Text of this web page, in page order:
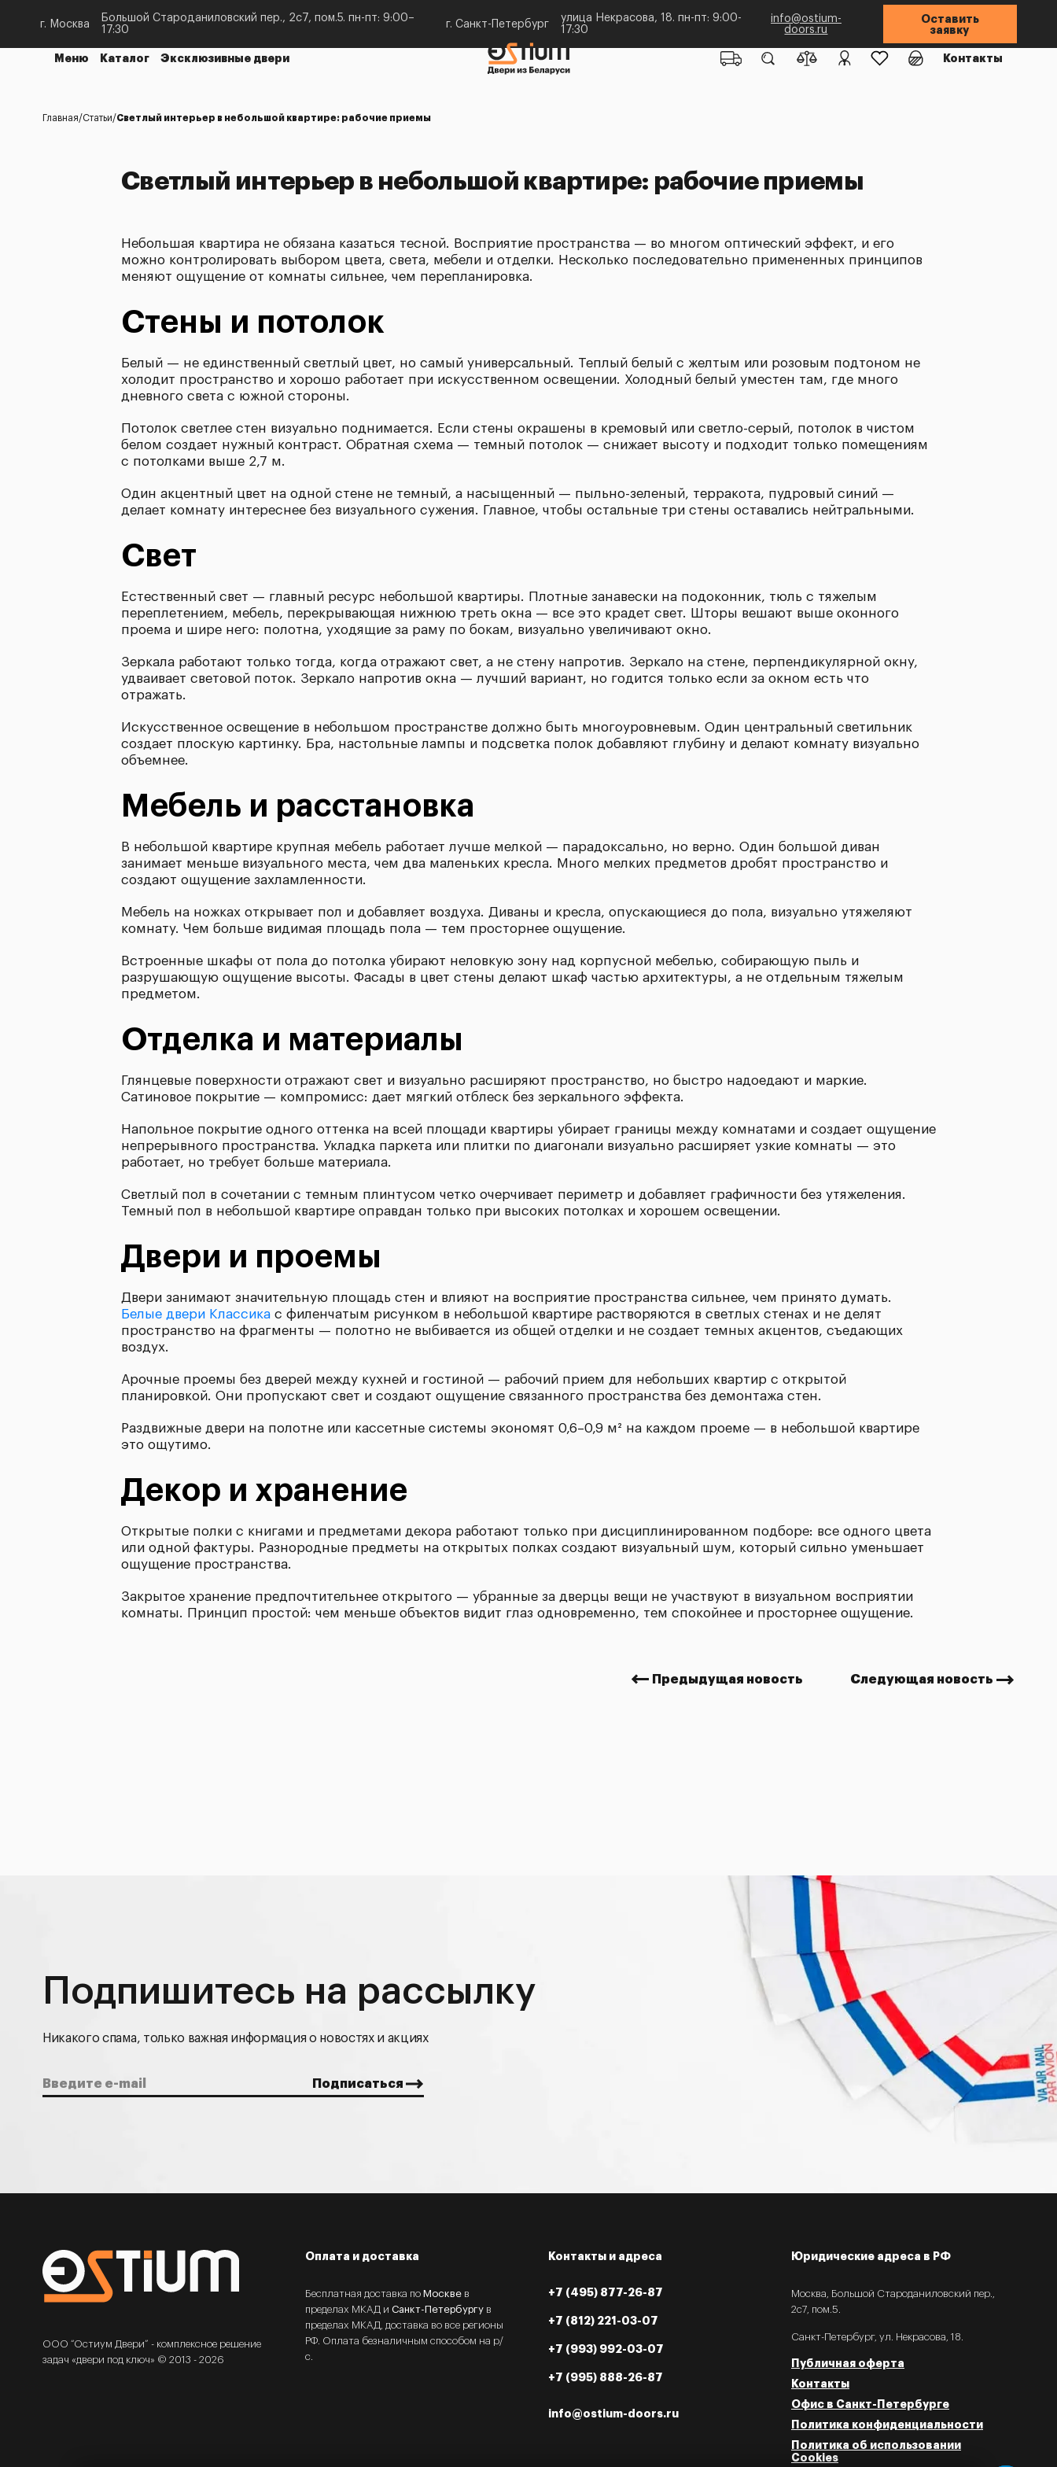
г. Москва
Большой Староданиловский пер., 2с7, пом.5. пн-пт: 9:00–
17:30
г. Санкт-Петербург
улица Некрасова, 18. пн-пт: 9:00-
17:30
info@ostium-
doors.ru
Оставить
заявку
Меню Каталог Эксклюзивные двери Контакты
Главная Статьи Светлый интерьер в небольшой квартире: рабочие приемы
Светлый интерьер в небольшой квартире: рабочие приемы
Небольшая квартира не обязана казаться тесной. Восприятие пространства — во многом оптический эффект, и его
можно контролировать выбором цвета, света, мебели и отделки. Несколько последовательно примененных принципов
меняют ощущение от комнаты сильнее, чем перепланировка.
Стены и потолок
Белый — не единственный светлый цвет, но самый универсальный. Теплый белый с желтым или розовым подтоном не
холодит пространство и хорошо работает при искусственном освещении. Холодный белый уместен там, где много
дневного света с южной стороны.
Потолок светлее стен визуально поднимается. Если стены окрашены в кремовый или светло-серый, потолок в чистом
белом создает нужный контраст. Обратная схема — темный потолок — снижает высоту и подходит только помещениям
с потолками выше 2,7 м.
Один акцентный цвет на одной стене не темный, а насыщенный — пыльно-зеленый, терракота, пудровый синий —
делает комнату интереснее без визуального сужения. Главное, чтобы остальные три стены оставались нейтральными.
Свет
Естественный свет — главный ресурс небольшой квартиры. Плотные занавески на подоконник, тюль с тяжелым
переплетением, мебель, перекрывающая нижнюю треть окна — все это крадет свет. Шторы вешают выше оконного
проема и шире него: полотна, уходящие за раму по бокам, визуально увеличивают окно.
Зеркала работают только тогда, когда отражают свет, а не стену напротив. Зеркало на стене, перпендикулярной окну,
удваивает световой поток. Зеркало напротив окна — лучший вариант, но годится только если за окном есть что
отражать.
Искусственное освещение в небольшом пространстве должно быть многоуровневым. Один центральный светильник
создает плоскую картинку. Бра, настольные лампы и подсветка полок добавляют глубину и делают комнату визуально
объемнее.
Мебель и расстановка
В небольшой квартире крупная мебель работает лучше мелкой — парадоксально, но верно. Один большой диван
занимает меньше визуального места, чем два маленьких кресла. Много мелких предметов дробят пространство и
создают ощущение захламленности.
Мебель на ножках открывает пол и добавляет воздуха. Диваны и кресла, опускающиеся до пола, визуально утяжеляют
комнату. Чем больше видимая площадь пола — тем просторнее ощущение.
Встроенные шкафы от пола до потолка убирают неловкую зону над корпусной мебелью, собирающую пыль и
разрушающую ощущение высоты. Фасады в цвет стены делают шкаф частью архитектуры, а не отдельным тяжелым
предметом.
Отделка и материалы
Глянцевые поверхности отражают свет и визуально расширяют пространство, но быстро надоедают и маркие.
Сатиновое покрытие — компромисс: дает мягкий отблеск без зеркального эффекта.
Напольное покрытие одного оттенка на всей площади квартиры убирает границы между комнатами и создает ощущение
непрерывного пространства. Укладка паркета или плитки по диагонали визуально расширяет узкие комнаты — это
работает, но требует больше материала.
Светлый пол в сочетании с темным плинтусом четко очерчивает периметр и добавляет графичности без утяжеления.
Темный пол в небольшой квартире оправдан только при высоких потолках и хорошем освещении.
Двери и проемы
Двери занимают значительную площадь стен и влияют на восприятие пространства сильнее, чем принято думать.
Белые двери Классика с филенчатым рисунком в небольшой квартире растворяются в светлых стенах и не делят
пространство на фрагменты — полотно не выбивается из общей отделки и не создает темных акцентов, съедающих
воздух.
Арочные проемы без дверей между кухней и гостиной — рабочий прием для небольших квартир с открытой
планировкой. Они пропускают свет и создают ощущение связанного пространства без демонтажа стен.
Раздвижные двери на полотне или кассетные системы экономят 0,6–0,9 м² на каждом проеме — в небольшой квартире
это ощутимо.
Декор и хранение
Открытые полки с книгами и предметами декора работают только при дисциплинированном подборе: все одного цвета
или одной фактуры. Разнородные предметы на открытых полках создают визуальный шум, который сильно уменьшает
ощущение пространства.
Закрытое хранение предпочтительнее открытого — убранные за дверцы вещи не участвуют в визуальном восприятии
комнаты. Принцип простой: чем меньше объектов видит глаз одновременно, тем спокойнее и просторнее ощущение.
Предыдущая новость Следующая новость
Подпишитесь на рассылку
Никакого спама, только важная информация о новостях и акциях
ООО “Остиум Двери” - комплексное решение
задач «двери под ключ» © 2013 - 2026
Оплата и доставка
Бесплатная доставка по Москве в
пределах МКАД и Санкт-Петербургу в
пределах МКАД, доставка во все регионы
РФ. Оплата безналичным способом на р/
с.
Контакты и адреса
+7 (495) 877-26-87
+7 (812) 221-03-07
+7 (993) 992-03-07
+7 (995) 888-26-87
info@ostium-doors.ru
Юридические адреса в РФ
Москва, Большой Староданиловский пер.,
2с7, пом.5.
Санкт-Петербург, ул. Некрасова, 18.
Публичная оферта
Контакты
Офис в Санкт-Петербурге
Политика конфиденциальности
Политика об использовании
Cookies
Начальник отдела продаж
Марияпечатает...